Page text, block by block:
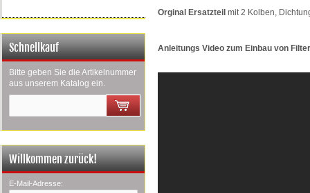
Schnellkauf
Bitte geben Sie die Artikelnummer
aus unserem Katalog ein.
Willkommen zurück!
E-Mail-Adresse:
Orginal Ersatzteil mit 2 Kolben,
Anleitungs Video zum Einbau von